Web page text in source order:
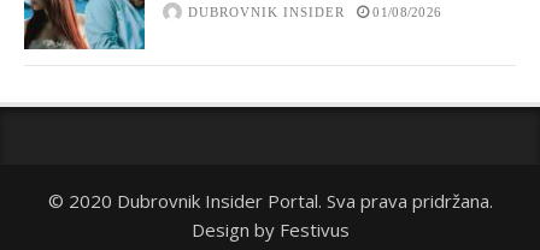
DUBROVNIK INSIDER 01/08/2026
© 2020 Dubrovnik Insider Portal. Sva prava pridržana.
Design by Festivus